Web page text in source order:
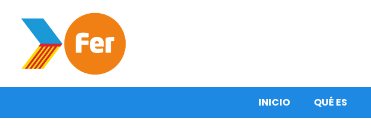
INICIO QUÉ ES